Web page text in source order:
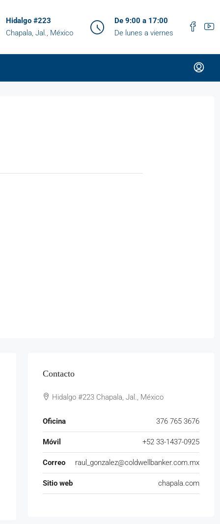
Hidalgo #223
Chapala, Jal., México
De 9:00 a 17:00
De lunes a viernes
Contacto
Hidalgo #223 Chapala, Jal., México
Oficina 376 765 3676
Móvil +52 33-1437-0925
Correo raul_gonzalez@coldwellbanker.com.mx
Sitio web chapala.com